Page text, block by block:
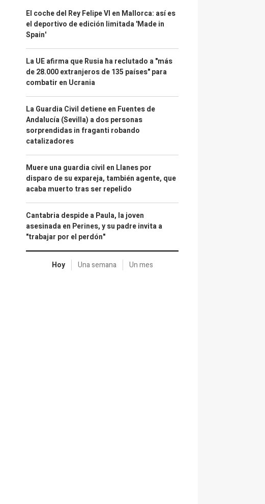
El coche del Rey Felipe VI en Mallorca: así es
el deportivo de edición limitada 'Made in
Spain'
La UE afirma que Rusia ha reclutado a "más
de 28.000 extranjeros de 135 países" para
combatir en Ucrania
La Guardia Civil detiene en Fuentes de
Andalucía (Sevilla) a dos personas
sorprendidas in fraganti robando
catalizadores
Muere una guardia civil en Llanes por
disparo de su expareja, también agente, que
acaba muerto tras ser repelido
Cantabria despide a Paula, la joven
asesinada en Perines, y su padre invita a
"trabajar por el perdón"
Hoy Una semana Un mes